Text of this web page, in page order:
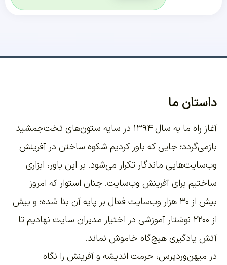
داستان ما
آغاز راه ما به سال ۱۳۹۴ در سایه ستون‌های تخت‌جمشید
بازمی‌گردد؛ جایی که باور کردیم شکوه ساختن در آفرینش
وب‌سایت‌هایی ماندگار تکرار می‌شود. بر این باور، ابزاری
ساختیم برای آفرینش وب‌سایت. چنان استوار که امروز
بیش از ۳۰ هزار وب‌سایت فعال بر پایه آن بنا شده؛ و بیش
از ۲۲۰۰
نوشتار آموزشی در اختیار مدیران سایت نهادیم تا
آتش یادگیری هیچ‌گاه خاموش نماند.
در میهن‌وردپرس، حرمت اندیشه و آفرینش را نگاه